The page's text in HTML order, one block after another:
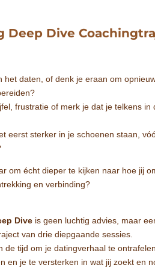
Deep Dive
het daten, of denk je eraan om
frustratie of merk je dat je telkens in
eerst sterker in je schoenen staan,
om écht dieper te kijken naar hoe jij
en verbinding?
Dive is geen luchtig advies, maar
van drie diepgaande sessies.
de tijd om je datingverhaal te
en je te versterken in wat jij zoekt en